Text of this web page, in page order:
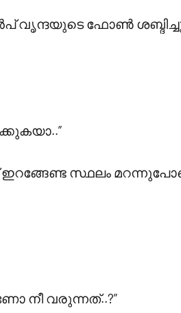
വൃന്ദയുടെ ഫോൺ
സ്ഥലം
നീ വരുന്നത്..?”